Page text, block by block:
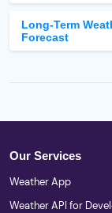
Long-Term
Forecast
Our Services
Weather App
Weather API for